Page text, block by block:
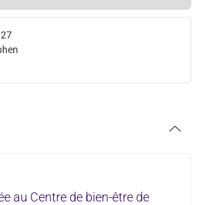
au Centre de bien-être de